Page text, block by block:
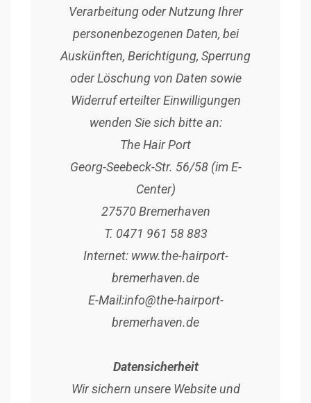
Verarbeitung oder Nutzung Ihrer
personenbezogenen Daten, bei
Auskünften, Berichtigung, Sperrung
oder Löschung von Daten sowie
Widerruf erteilter Einwilligungen
wenden Sie sich bitte an:
The Hair Port
Georg-Seebeck-Str. 56/58 (im E-
Center)
27570 Bremerhaven
T. 0471 961 58 883
Internet: www.the-hairport-
bremerhaven.de
E-Mail:info@the-hairport-
bremerhaven.de
Datensicherheit
Wir sichern unsere Website und